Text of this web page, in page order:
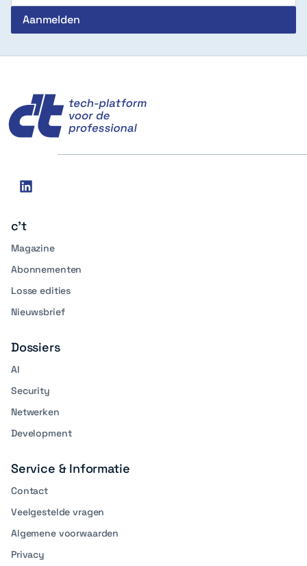
Social
linkedin
c't
Magazine
Abonnementen
Losse edities
Nieuwsbrief
Dossiers
AI
Security
Netwerken
Development
Service & Informatie
Contact
Veelgestelde vragen
Algemene voorwaarden
Privacy